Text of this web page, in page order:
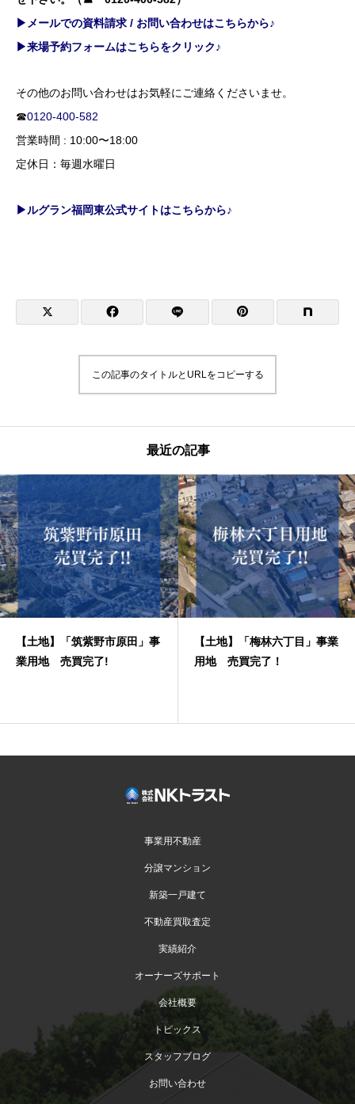
▶メールでの資料請求 / お問い合わせはこちらから♪
▶来場予約フォームはこちらをクリック♪
その他のお問い合わせはお気軽にご連絡くださいませ。
☎0120-400-582
営業時間 : 10:00〜18:00
定休日：毎週水曜日
▶ルグラン福岡東公式サイトはこちらから♪
この記事のタイトルとURLをコピーする
最近の記事
原田」事
【土地】「梅林六丁目」事業
用地 売買完了！
【中古分譲マン
ンピールやよい
事業用不動産
分譲マンション
新築一戸建て
不動産買取査定
実績紹介
オーナーズサポート
会社概要
トピックス
スタッフブログ
お問い合わせ